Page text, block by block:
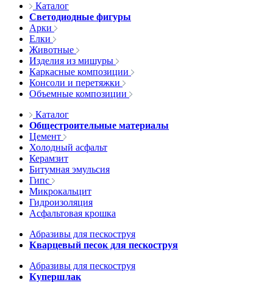
Каталог
Светодиодные фигуры
Арки
Елки
Животные
Изделия из мишуры
Каркасные композиции
Консоли и перетяжки
Объемные композиции
Каталог
Общестроительные материалы
Цемент
Холодный асфальт
Керамзит
Битумная эмульсия
Гипс
Микрокальцит
Гидроизоляция
Асфальтовая крошка
Абразивы для пескоструя
Кварцевый песок для пескоструя
Абразивы для пескоструя
Купершлак